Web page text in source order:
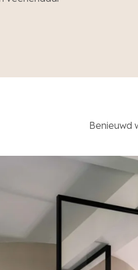
Benieuwd